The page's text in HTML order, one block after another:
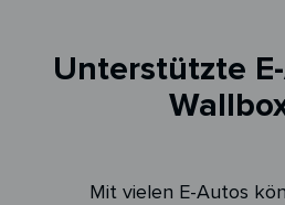
Unterstützte
Mit vielen E-Autos